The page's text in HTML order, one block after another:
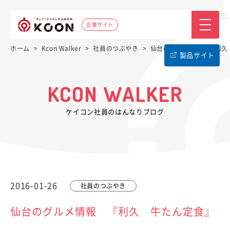
企業サイト
製品サイト
ホーム > Kcon Walker > 社員のつぶやき > 仙台のグルメ情報 『利
KCON WALKER
ケイコン社員のはんなりブログ
2016-01-26 社員のつぶやき
仙台のグルメ情報 『利久 牛たん定食』